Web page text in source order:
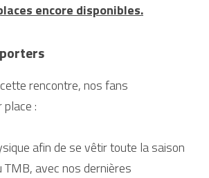
encore disponibles.
rencontre, nos fans
:
afin de se vêtir toute la saison
TMB, avec nos dernières